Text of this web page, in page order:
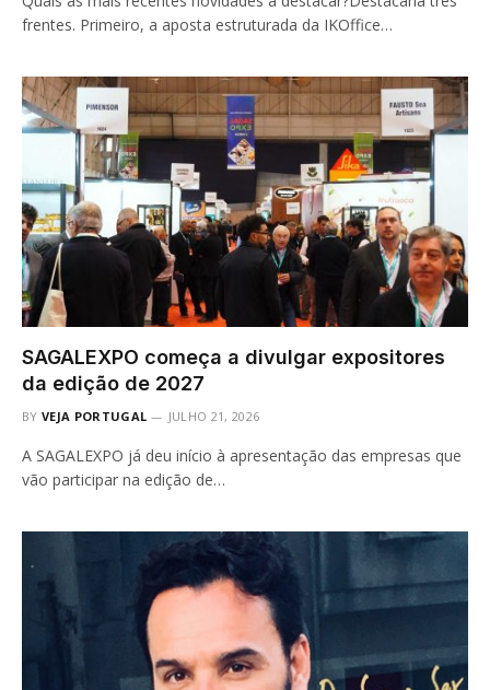
frentes. Primeiro, a aposta estruturada da IKOffice…
SAGALEXPO começa a divulgar expositores
da edição de 2027
BY VEJA PORTUGAL JULHO 21, 2026
A SAGALEXPO já deu início à apresentação das empresas que
vão participar na edição de…